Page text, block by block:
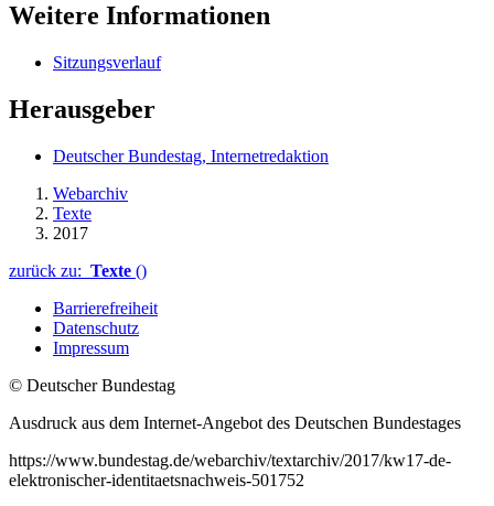
Weitere Informationen
Sitzungsverlauf
Herausgeber
Deutscher Bundestag, Internetredaktion
Webarchiv
Texte
2017
zurück zu: Texte ()
Barrierefreiheit
Datenschutz
Impressum
© Deutscher Bundestag
Ausdruck aus dem Internet-Angebot des Deutschen Bundestages
https://www.bundestag.de/webarchiv/textarchiv/2017/kw17-de-
elektronischer-identitaetsnachweis-501752